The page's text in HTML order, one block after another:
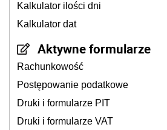
Kalkulator ilości dni
Kalkulator dat
Aktywne formularze
Rachunkowość
Postępowanie podatkowe
Druki i formularze PIT
Druki i formularze VAT